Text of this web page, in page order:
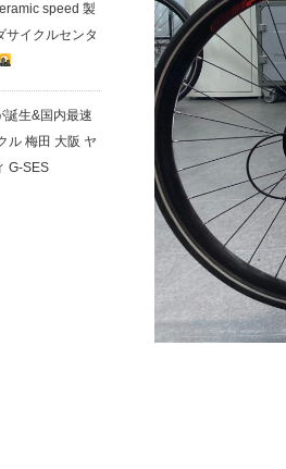
speed 製
サイクルセンタ
誕生&国内最速
ル 梅田 大阪 ヤ
G-SES